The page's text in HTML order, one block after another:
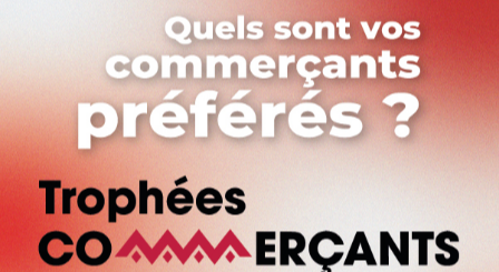
plein, le tarif réduit ou le tarif enfant jusqu’à 9 ans
21 juin de 15 h à 16 h
Visite sur le patois bourguignon
Payant, 11 euros, 9 euros ou 5 euros selon le tarif
plein, le tarif réduit ou le tarif enfant jusqu’à 9 ans
Jusqu’au 21 septembre
Visite sur l’histoire viticole de la Bourgogne